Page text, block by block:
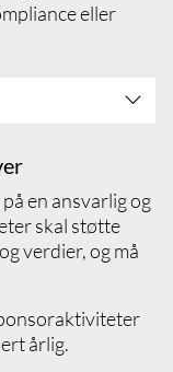
offentlig,
må ikke
med andre
knyttet til
BP
eller
business
fra
import over
avdeling
en ansvarlig og
skal støtte
verdier, og må
årlig.